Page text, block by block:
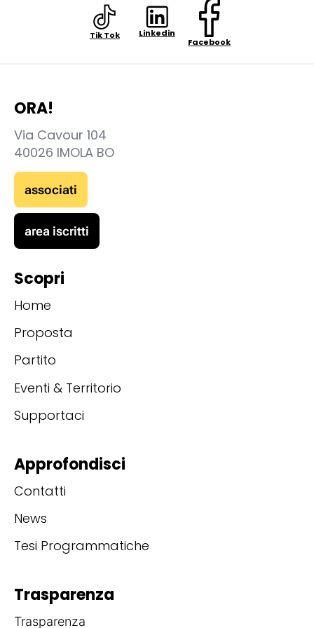
Tik Tok Linkedin
Facebook
ORA!
Via Cavour 104
40026 IMOLA BO
associati
area iscritti
Scopri
Home
Proposta
Partito
Eventi & Territorio
Supportaci
Approfondisci
Contatti
News
Tesi Programmatiche
Trasparenza
Trasparenza